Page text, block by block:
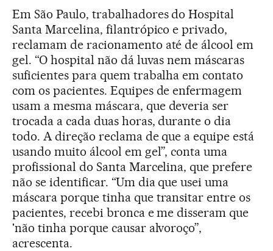
Em São Paulo, trabalhadores do Hospital
Santa Marcelina, filantrópico e privado,
reclamam de racionamento até de álcool em
gel. “O hospital não dá luvas nem máscaras
suficientes para quem trabalha em contato
com os pacientes. Equipes de enfermagem
usam a mesma máscara, que deveria ser
trocada a cada duas horas, durante o dia
todo. A direção reclama de que a equipe está
usando muito álcool em gel”, conta uma
profissional do Santa Marcelina, que prefere
não se identificar. “Um dia que usei uma
máscara porque tinha que transitar entre os
pacientes, recebi bronca e me disseram que
'não tinha porque causar alvoroço”,
acrescenta.